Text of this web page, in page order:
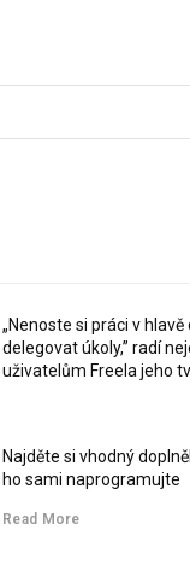
„Nenoste si práci v
delegovat úkoly,” radí
uživatelům Freela jeho
Najděte si vhodný
ho sami naprogramujte
Read More